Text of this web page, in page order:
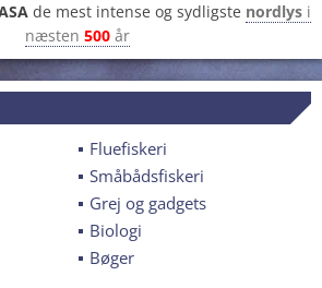
de mest intense og sydligste nordlys i
næsten 500 år
Fluefiskeri
Småbådsfiskeri
Grej og gadgets
Biologi
Bøger